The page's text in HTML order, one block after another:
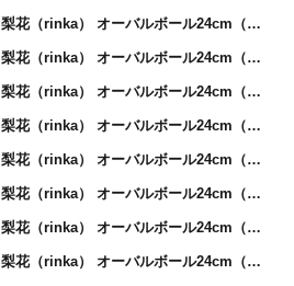
梨花（rinka） オーバルボール24cm（マットベージュ）
梨花（rinka） オーバルボール24cm（マットベージュ）
梨花（rinka） オーバルボール24cm（マットベージュ）
梨花（rinka） オーバルボール24cm（マットベージュ）
梨花（rinka） オーバルボール24cm（マットベージュ）
梨花（rinka） オーバルボール24cm（マットベージュ）
梨花（rinka） オーバルボール24cm（マットベージュ）
梨花（rinka） オーバルボール24cm（マットベージュ）